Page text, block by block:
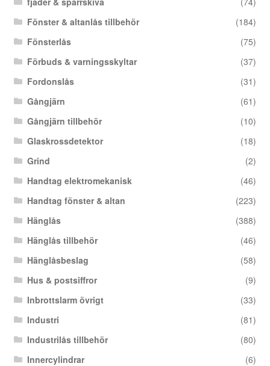
Fönster & altanlås tillbehör
(184)
Fönsterlås
(75)
Förbuds & varningsskyltar
(37)
Fordonslås
(31)
Gångjärn
(61)
Gångjärn tillbehör
(10)
Glaskrossdetektor
(18)
Grind
(2)
Handtag elektromekanisk
(46)
Handtag fönster & altan
(223)
Hänglås
(388)
Hänglås tillbehör
(46)
Hänglåsbeslag
(58)
Hus & postsiffror
(9)
Inbrottslarm övrigt
(33)
Industri
(81)
Industrilås tillbehör
(80)
Innercylindrar
(6)